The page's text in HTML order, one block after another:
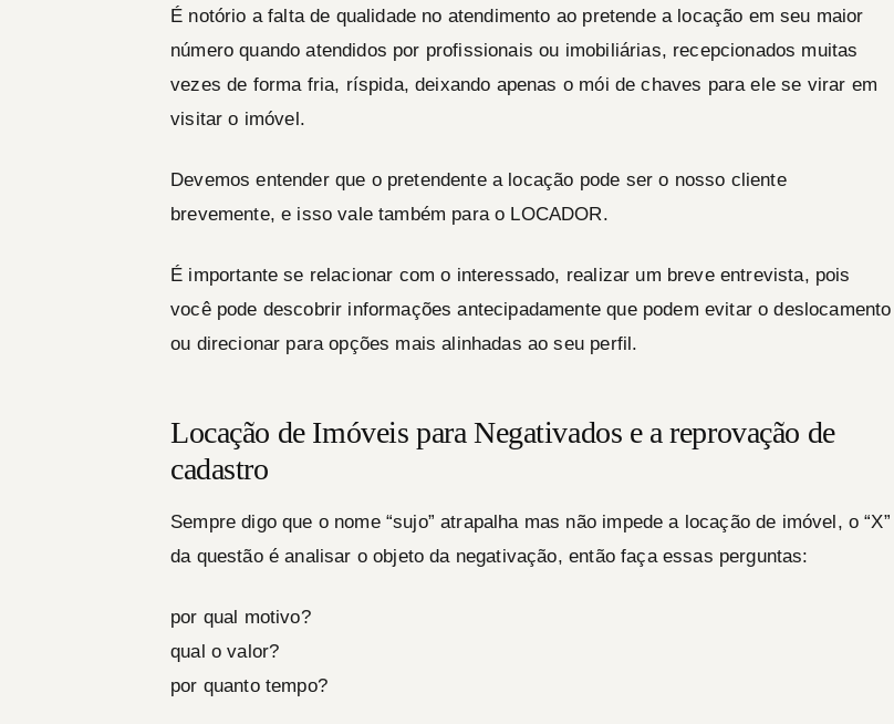
É notório a falta de qualidade no atendimento ao pretende a locação em seu maior
número quando atendidos por profissionais ou imobiliárias, recepcionados muitas
vezes de forma fria, ríspida, deixando apenas o mói de chaves para ele se virar em
visitar o imóvel.
Devemos entender que o pretendente a locação pode ser o nosso cliente
brevemente, e isso vale também para o LOCADOR.
É importante se relacionar com o interessado, realizar um breve entrevista, pois
você pode descobrir informações antecipadamente que podem evitar o deslocamento
ou direcionar para opções mais alinhadas ao seu perfil.
Locação de Imóveis para Negativados e a reprovação de
cadastro
Sempre digo que o nome “sujo” atrapalha mas não impede a locação de imóvel, o “X”
da questão é analisar o objeto da negativação, então faça essas perguntas:
por qual motivo?
qual o valor?
por quanto tempo?